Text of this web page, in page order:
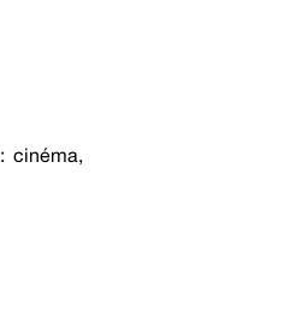
cinéma,